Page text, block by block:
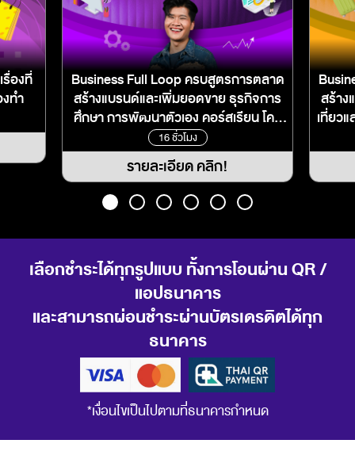
องที่
ทำ
Business Full Loop ครบสูตรการตลาด
สร้างแบรนด์และเพิ่มยอดขาย ธุรกิจการ
ศึกษา การพัฒนาตัวเอง คอร์สเรียน โคช
ชิ่ง
16 ชั่วโมง
รายละเอียด คลิก!
สร้าง
เที่ยว
เลือกชำระได้ทุกรูปแบบ ทั้งการโอนผ่าน QR /
แอปธนาคาร
และสามารถผ่อนชำระผ่านบัตรเดรดิตได้ทุก
ธนาคาร
*เงื่อนไขเป็นไปตามที่ธนาคารกำหนด